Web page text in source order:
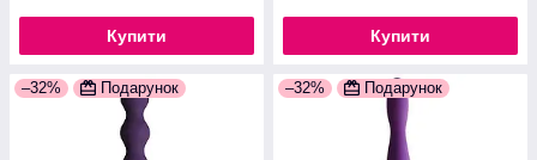
Купити Купити
–32% Подарунок –32% Подарунок